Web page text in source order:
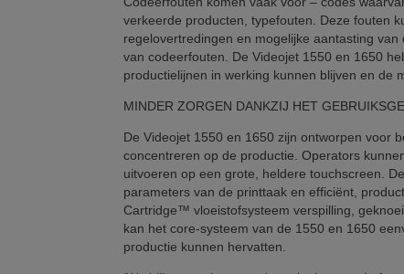
verkeerde producten, typefouten. Deze fouten
regelovertredingen en mogelijke aantasting
van codeerfouten. De Videojet 1550 en 1650
productielijnen in werking kunnen blijven en de
MINDER ZORGEN DANKZIJ HET
De Videojet 1550 en 1650 zijn ontworpen voor
concentreren op de productie. Operators
uitvoeren op een grote, heldere touchscreen.
parameters van de printtaak en efficiënt,
Cartridge™ vloeistofsysteem verspilling,
kan het core-systeem van de 1550 en 1650
productie kunnen hervatten.